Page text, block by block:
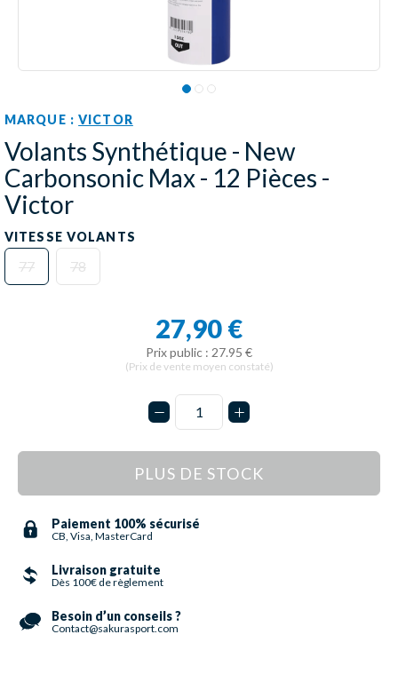
MARQUE :VICTOR
Volants Synthétique - New
Carbonsonic Max - 12 Pièces -
Victor
VITESSE VOLANTS
77 78
27,90 €
Prix public : 27.95 €
(Prix de vente moyen constaté)
PLUS DE STOCK
Paiement 100% sécurisé
CB, Visa, MasterCard
Livraison gratuite
Dès 100€ de règlement
Besoin d’un conseils ?
Contact@sakurasport.com